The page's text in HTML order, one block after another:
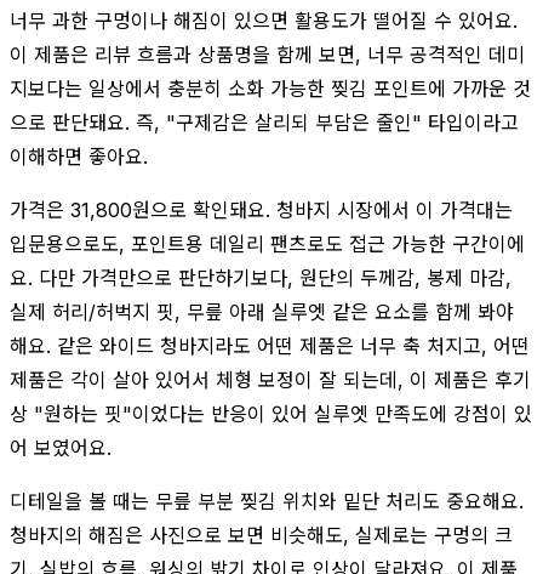
너무 과한 구멍이나 해짐이 있으면 활용도가 떨어질 수 있어요.
이 제품은 리뷰 흐름과 상품명을 함께 보면, 너무 공격적인 데미
지보다는 일상에서 충분히 소화 가능한 찢김 포인트에 가까운 것
으로 판단돼요. 즉, "구제감은 살리되 부담은 줄인" 타입이라고
이해하면 좋아요.
가격은 31,800원으로 확인돼요. 청바지 시장에서 이 가격대는
입문용으로도, 포인트용 데일리 팬츠로도 접근 가능한 구간이에
요. 다만 가격만으로 판단하기보다, 원단의 두께감, 봉제 마감,
실제 허리/허벅지 핏, 무릎 아래 실루엣 같은 요소를 함께 봐야
해요. 같은 와이드 청바지라도 어떤 제품은 너무 축 처지고, 어떤
제품은 각이 살아 있어서 체형 보정이 잘 되는데, 이 제품은 후기
상 "원하는 핏"이었다는 반응이 있어 실루엣 만족도에 강점이 있
어 보였어요.
디테일을 볼 때는 무릎 부분 찢김 위치와 밑단 처리도 중요해요.
청바지의 해짐은 사진으로 보면 비슷해도, 실제로는 구멍의 크
기, 실밥의 흐름, 워싱의 밝기 차이로 인상이 달라져요. 이 제품